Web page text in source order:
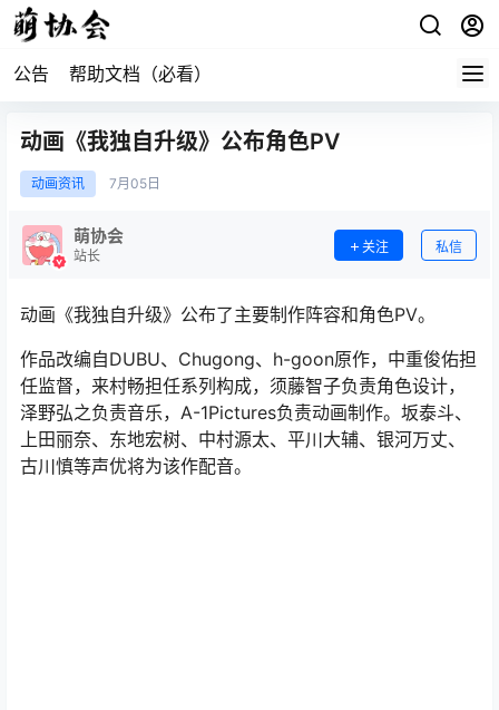
公告 帮助文档（必看）
动画《我独自升级》公布角色PV
动画资讯 7月 05日
萌协会
站长
关注 私信
动画《我独自升级》公布了主要制作阵容和角色PV。
作品改编自DUBU、Chugong、h-goon原作，中重俊佑担
任监督，来村畅担任系列构成，须藤智子负责角色设计，
泽野弘之负责音乐，A-1Pictures负责动画制作。坂泰斗、
上田丽奈、东地宏树、中村源太、平川大辅、银河万丈、
古川慎等声优将为该作配音。